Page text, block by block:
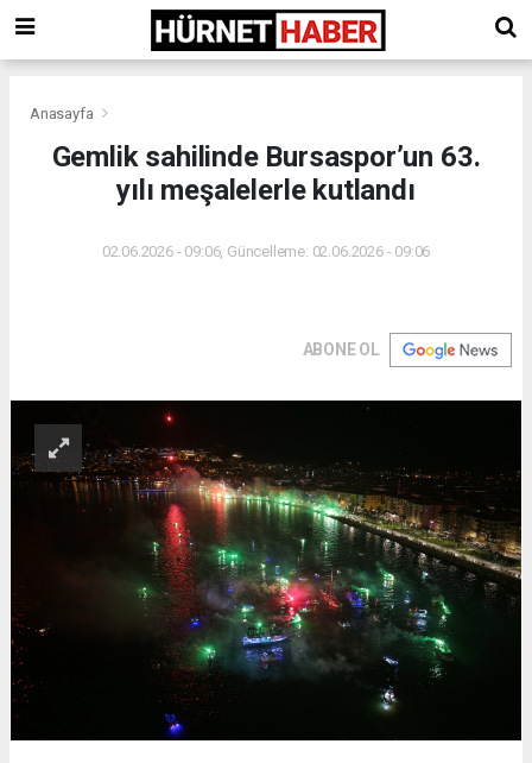
Anasayfa
Gemlik sahilinde Bursaspor’un 63.
yılı meşalelerle kutlandı
02.06.2026 - 09:06, Güncelleme: 02.06.2026 - 09:06
ABONE OL